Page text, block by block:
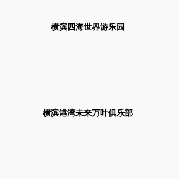
横滨四海世界游乐园
横滨港湾未来万叶俱乐部